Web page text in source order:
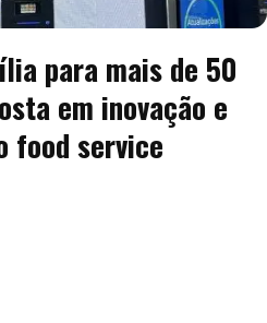
para mais de 50
em inovação e
food service